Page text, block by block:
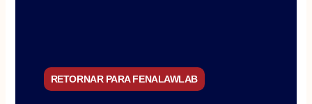
RETORNAR PARA FENALAWLAB